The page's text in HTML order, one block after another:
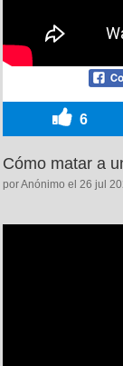
6
Cómo matar a
por Anónimo el 26 jul